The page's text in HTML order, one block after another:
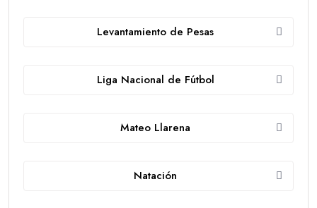
Levantamiento de Pesas
Liga Nacional de Fútbol
Mateo Llarena
Natación